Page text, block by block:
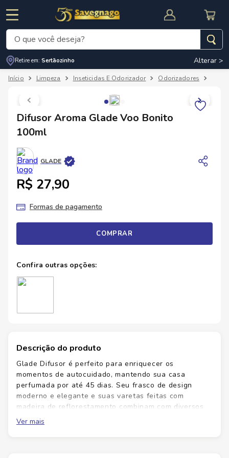
CUPOM DE DESCONTO
O que você deseja?
Retire em: Sertãozinho Alterar >
Limpeza Inseticidas E Odorizador Odorizadores
Difusor Aroma Glade Voo Bonito
100ml
GLADE
R$ 27,90
Formas de pagamento
COMPRAR
Descrição do produto
Glade Difusor é perfeito para enriquecer os
momentos de autocuidado, mantendo sua casa
perfumada por até 45 dias. Seu frasco de design
moderno e elegante e suas varetas feitas com
madeira de reflorestamento combinam com diversos
estilos para transformar a casa em um verdadeiro
santuário.
Ver mais
Termos mais buscados
cafe
3º
cerveja
5º arroz